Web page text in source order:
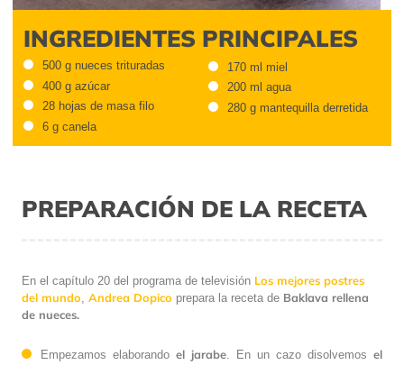
INGREDIENTES PRINCIPALES
500 g nueces trituradas
400 g azúcar
28 hojas de masa filo
6 g canela
170 ml miel
200 ml agua
280 g mantequilla derretida
PREPARACIÓN DE LA RECETA
En el capítulo 20 del programa de televisión Los mejores postres
del mundo, Andrea Dopico prepara la receta de Baklava rellena
de nueces.
Empezamos elaborando el jarabe. En un cazo disolvemos el